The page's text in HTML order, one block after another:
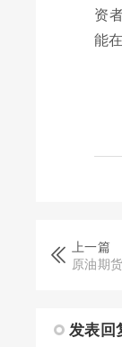
资
能
上一篇
原油期
发表回